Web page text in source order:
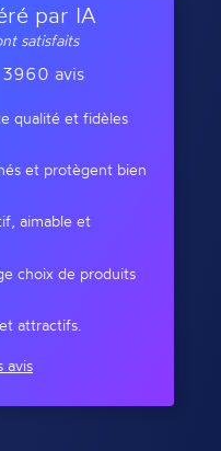
par IA
satisfaits
3960 avis
qualité et fidèles
et protègent bien
aimable et
choix de produits
attractifs.
avis